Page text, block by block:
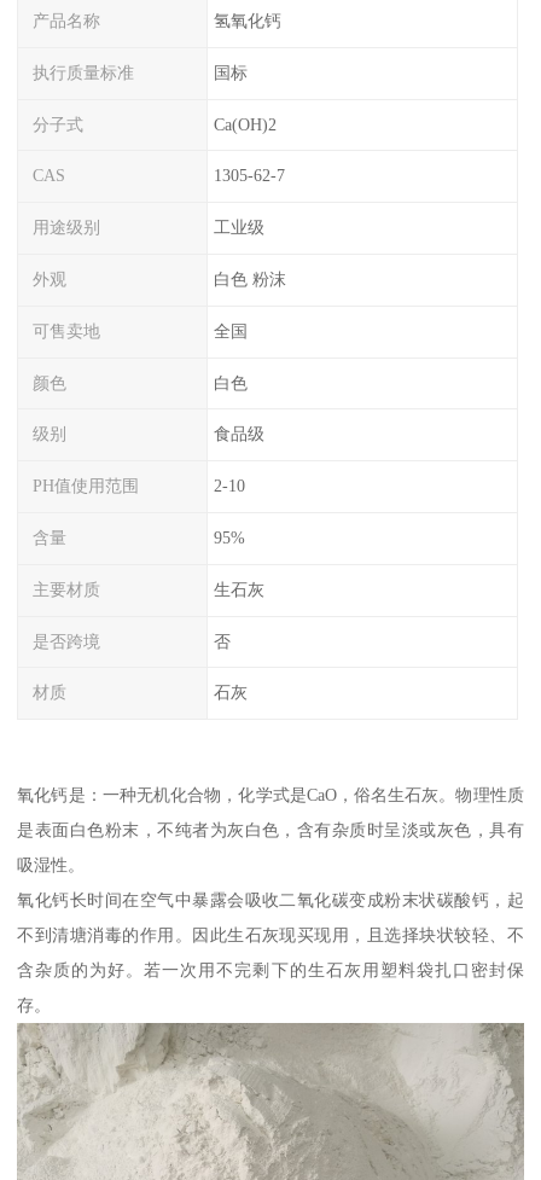
产品名称 氢氧化钙
执行质量标准 国标
分子式 Ca(OH)2
CAS 1305-62-7
用途级别 工业级
外观 白色 粉沫
可售卖地 全国
颜色 白色
级别 食品级
PH值使用范围 2-10
含量 95%
主要材质 生石灰
是否跨境 否
材质 石灰
氧化钙是：一种无机化合物，化学式是CaO，俗名生石灰。物理性质
是表面白色粉末，不纯者为灰白色，含有杂质时呈淡或灰色，具有
吸湿性。
氧化钙长时间在空气中暴露会吸收二氧化碳变成粉末状碳酸钙，起
不到清塘消毒的作用。因此生石灰现买现用，且选择块状较轻、不
含杂质的为好。若一次用不完剩下的生石灰用塑料袋扎口密封保
存。